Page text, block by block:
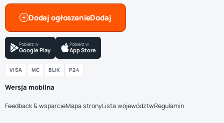
Dodaj ogłoszenie
Pobierz w
Google Play
Pobierz w
App Store
VISA MC BLIK P24
Wersja mobilna
Feedback & wsparcieMapa stronyLista województwRegulamin